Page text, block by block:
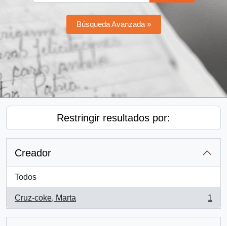
Búsqueda Avanzada »
Restringir resultados por:
Creador
Todos
Cruz-coke, Marta
, 1 resultados
1